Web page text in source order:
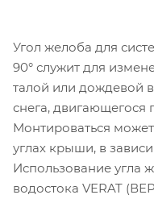
Угол желоба для
90° служит для
талой или дождевой
снега, двигающегося
Монтироваться
углах крыши, в
Использование угла
водостока VERAT